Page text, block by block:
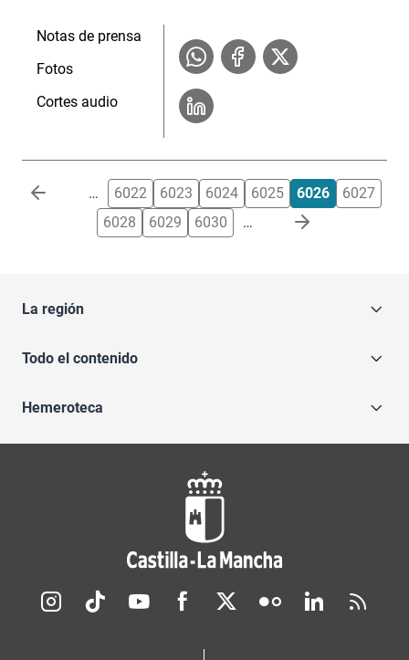
Notas de prensa
Fotos
Cortes audio
Paginación … 6022 6023 6024 6025 6026
6027
6028
6029 6030 …
La región
Todo el contenido
Hemeroteca
Redes sociales JCCM